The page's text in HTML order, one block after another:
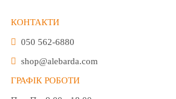
КОНТАКТИ
050 562-6880
shop@alebarda.com
ГРАФІК РОБОТИ